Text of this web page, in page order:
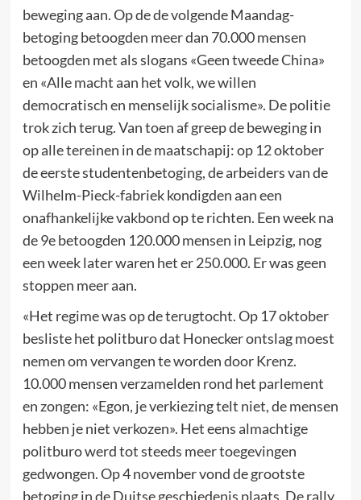
beweging aan. Op de de volgende Maandag-
betoging betoogden meer dan 70.000 mensen
betoogden met als slogans «Geen tweede China»
en «Alle macht aan het volk, we willen
democratisch en menselijk socialisme». De politie
trok zich terug. Van toen af greep de beweging in
op alle tereinen in de maatschapij: op 12 oktober
de eerste studentenbetoging, de arbeiders van de
Wilhelm-Pieck-fabriek kondigden aan een
onafhankelijke vakbond op te richten. Een week na
de 9e betoogden 120.000 mensen in Leipzig, nog
een week later waren het er 250.000. Er was geen
stoppen meer aan.
«Het regime was op de terugtocht. Op 17 oktober
besliste het politburo dat Honecker ontslag moest
nemen om vervangen te worden door Krenz.
10.000 mensen verzamelden rond het parlement
en zongen: «Egon, je verkiezing telt niet, de mensen
hebben je niet verkozen». Het eens almachtige
politburo werd tot steeds meer toegevingen
gedwongen. Op 4 november vond de grootste
betoging in de Duitse geschiedenis plaats. De rally